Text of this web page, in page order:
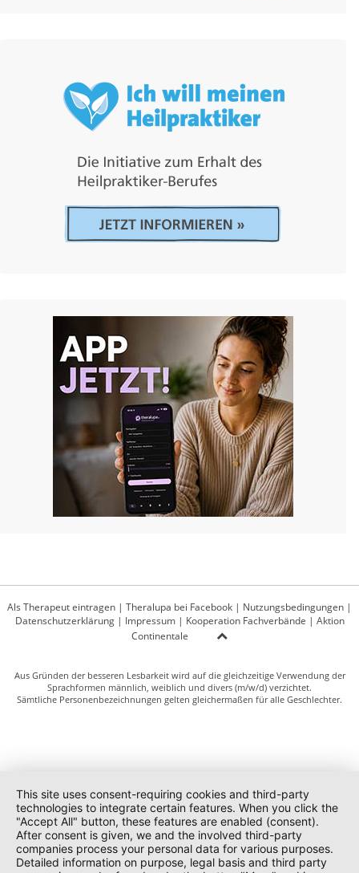
Als Therapeut eintragen | Theralupa bei Facebook | Nutzungsbedingungen |
Datenschutzerklärung| Impressum| Kooperation Fachverbände | Aktion
Continentale
Aus Gründen der besseren Lesbarkeit wird auf die gleichzeitige Verwendung der
Sprachformen männlich, weiblich und divers (m/w/d) verzichtet.
Sämtliche Personenbezeichnungen gelten gleichermaßen für alle Geschlechter.
This site uses consent-requiring cookies and third-party
technologies to integrate certain features. When you click the
"Accept All" button, these features are enabled (consent).
After consent is given, we and the involved third-party
companies process your personal data for various purposes.
Detailed information on purpose, legal basis and third party